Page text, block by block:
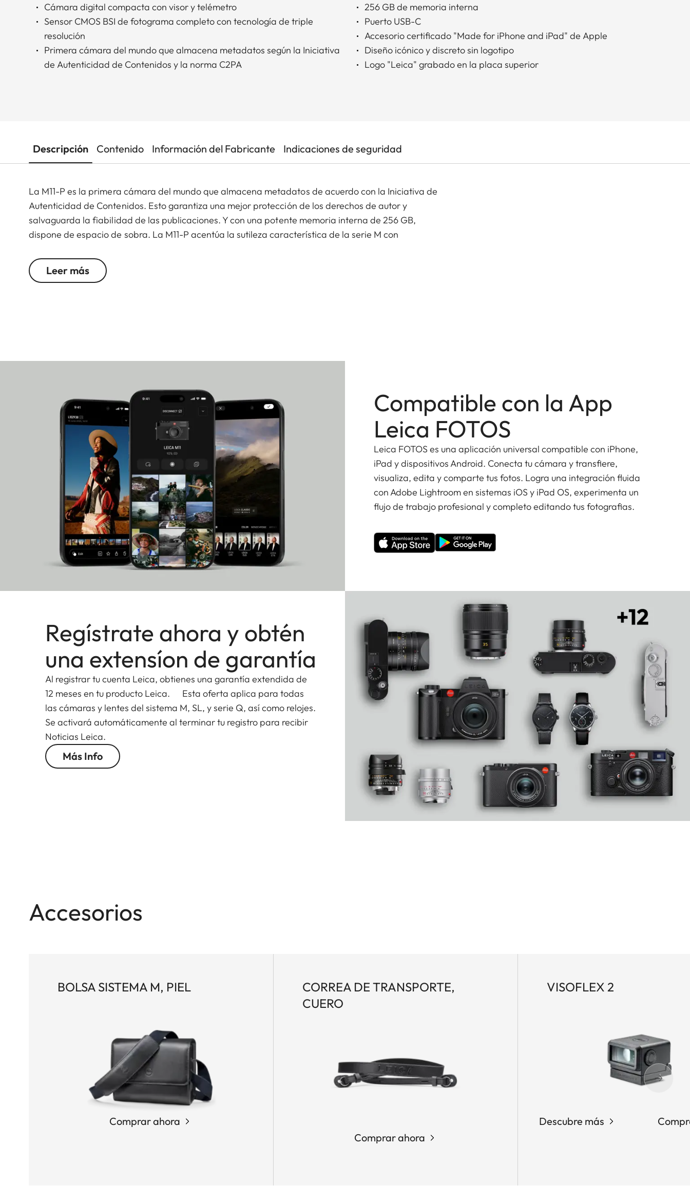
Cámara digital compacta con visor y telémetro
Sensor CMOS BSI de fotograma completo con tecnología de triple
resolución
Primera cámara del mundo que almacena metadatos según la Iniciativa
de Autenticidad de Contenidos y la norma C2PA
256 GB de memoria interna
Puerto USB-C
Accesorio certificado "Made for iPhone and iPad" de Apple
Diseño icónico y discreto sin logotipo
Logo "Leica" grabado en la placa superior
Descripción Contenido Información del Fabricante Indicaciones de seguridad
La M11-P es la primera cámara del mundo que almacena metadatos de acuerdo con la Iniciativa de
Autenticidad de Contenidos. Esto garantiza una mejor protección de los derechos de autor y
salvaguarda la fiabilidad de las publicaciones. Y con una potente memoria interna de 256 GB,
dispone de espacio de sobra. La M11-P acentúa la sutileza característica de la serie M con
grabada en la placa superior. Además, la M11-P está equipada con un cristal de zafiro que cubre el
monitor, uno de los materiales más duros del mundo.
Leer más
Compatible con la App
Leica FOTOS
Leica FOTOS es una aplicación universal compatible con iPhone,
iPad y dispositivos Android. Conecta tu cámara y transfiere,
visualiza, edita y comparte tus fotos. Logra una integración fluida
con Adobe Lightroom en sistemas iOS y iPad OS, experimenta un
flujo de trabajo profesional y completo editando tus fotografias.
Regístrate ahora y obtén
una extensíon de garantía
Al registrar tu cuenta Leica, obtienes una garantía extendida de
12 meses en tu producto Leica. Esta oferta aplica para todas
las cámaras y lentes del sistema M, SL, y serie Q, así como relojes.
Se activará automáticamente al terminar tu registro para recibir
Noticias Leica.
Más Info
Accesorios
BOLSA SISTEMA M, PIEL
Comprar ahora
CORREA DE TRANSPORTE,
CUERO
Comprar ahora
VISOFLEX 2
Descubre más